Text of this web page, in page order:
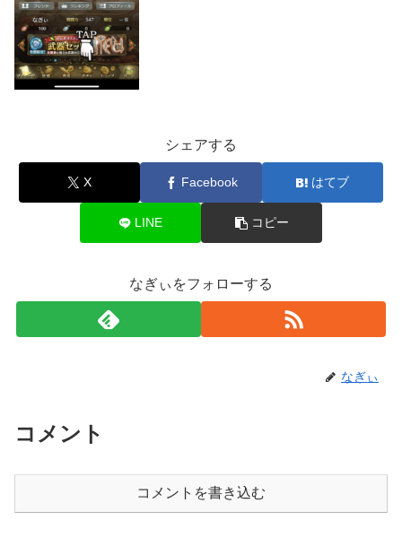
シェアする
X Facebook はてブ
LINE コピー
なぎぃをフォローする
なぎぃ
コメント
コメントを書き込む